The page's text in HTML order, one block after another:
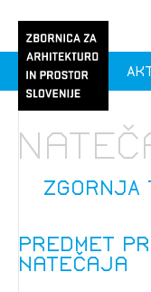
Praksa
1/1
Prijavite se s svojim
ZGORNJA
Predmet
natečaja
1/1
prijava
1/2
Prijava
Ostanite na tekočem
Novičnike. Označite